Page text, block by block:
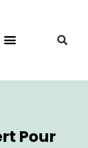
Pour